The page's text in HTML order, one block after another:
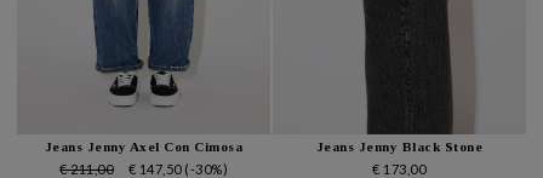
Jeans Jenny Axel Con Cimosa
€ 211,00 € 147,50 (-30%)
Jeans Jenny Black Stone
€ 173,00